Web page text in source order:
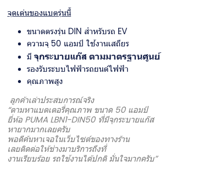
จุดเด่นของแบตรุ่นนี้
ขนาดตรงรุ่น DIN สำหรับรถ EV
ความจุ 50 แอมป์ ใช้งานเสถียร
มี จุกระบายแก๊ส ตามมาตรฐานศูนย์
รองรับระบบไฟฟ้ารถยนต์ไฟฟ้า
คุณภาพสูง
ลูกค้าเล่าประสบการณ์จริง
“ตามหาแบตเตอรี่คุณภาพ ขนาด 50 แอมป์
ยี่ห้อ PUMA LBN1-DIN50 ที่มีจุกระบายแก๊ส
หายากมากเลยครับ
พอดีค้นหาเจอในเว็บไซต์ของทางร้าน
เลยติดต่อให้ช่างมาบริการถึงที่
งานเรียบร้อย รถใช้งานได้ปกติ มั่นใจมากครับ”